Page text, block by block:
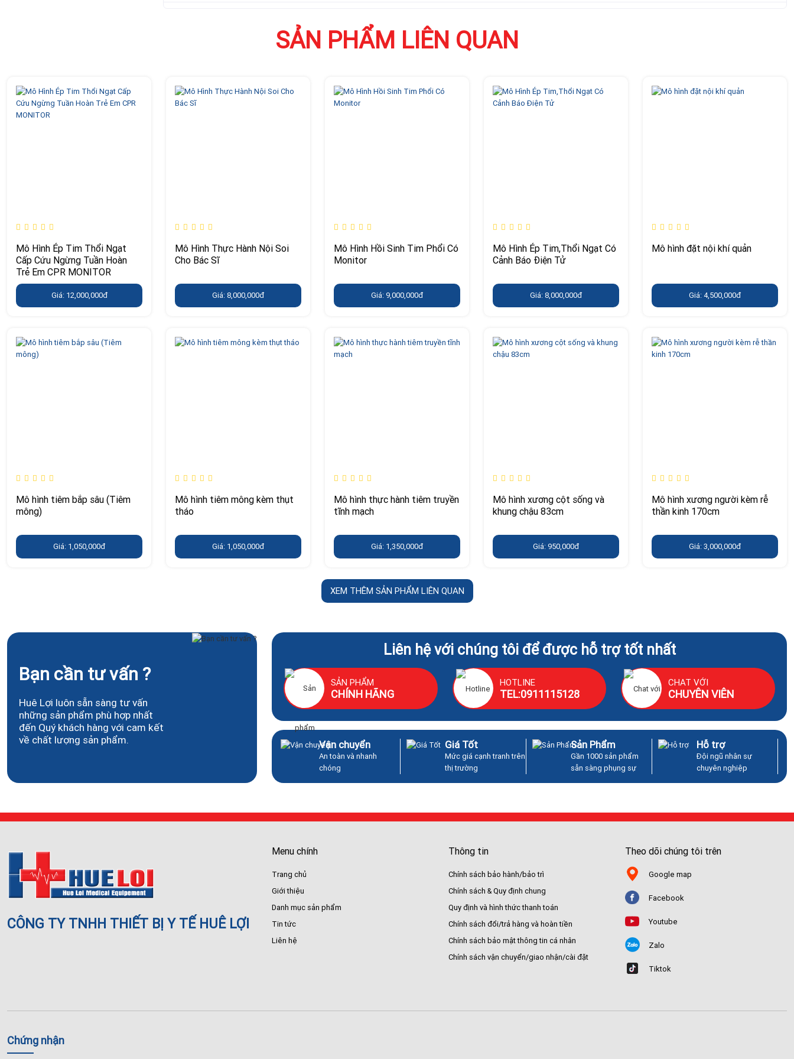
SẢN PHẨM LIÊN QUAN
Mô Hình Ép Tim Thổi Ngạt
Cấp Cứu Ngừng Tuần Hoàn
Trẻ Em CPR MONITOR
Giá: 12,000,000đ
Mô Hình Thực Hành Nội Soi
Cho Bác Sĩ
Giá: 8,000,000đ
Mô Hình Hồi Sinh Tim Phổi Có
Monitor
Giá: 9,000,000đ
Mô Hình Ép Tim,Thổi Ngạt Có
Cảnh Báo Điện Tử
Giá: 8,000,000đ
Mô hình đặt nội khí quản
Giá: 4,500,000đ
Mô hình tiêm bắp sâu (Tiêm
mông)
Giá: 1,050,000đ
Mô hình tiêm mông kèm thụt
tháo
Giá: 1,050,000đ
Mô hình thực hành tiêm truyền
tĩnh mạch
Giá: 1,350,000đ
Mô hình xương cột sống và
khung chậu 83cm
Giá: 950,000đ
Mô hình xương người kèm rễ
thần kinh 170cm
Giá: 3,000,000đ
XEM THÊM SẢN PHẨM LIÊN QUAN
Bạn cần tư vấn ?
Huê Lợi luôn sẵn sàng tư vấn
những sản phẩm phù hợp nhất
đến Quý khách hàng với cam kết
về chất lượng sản phẩm.
Liên hệ với chúng tôi để được hỗ trợ tốt nhất
SẢN PHẨM
CHÍNH HÃNG
HOTLINE
TEL:0911115128
CHAT VỚI
CHUYÊN VIÊN
Vận chuyển
An toàn và nhanh
chóng
Giá Tốt
Mức giá cạnh tranh trên
thị trường
Sản Phẩm
Gần 1000 sản phẩm
sẵn sàng phụng sự
Hỗ trợ
Đội ngũ nhân sự
chuyên nghiệp
CÔNG TY TNHH THIẾT BỊ Y TẾ HUÊ LỢI
Menu chính
Trang chủ
Giới thiệu
Danh mục sản phẩm
Tin tức
Liên hệ
Thông tin
Chính sách bảo hành/bảo trì
Chính sách & Quy định chung
Quy định và hình thức thanh toán
Chính sách đổi/trả hàng và hoàn tiền
Chính sách bảo mật thông tin cá nhân
Chính sách vận chuyển/giao nhận/cài đặt
Theo dõi chúng tôi trên
Google map
Facebook
Youtube
Zalo
Tiktok
Chứng nhận